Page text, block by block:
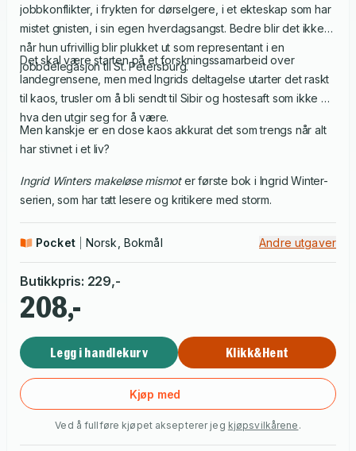
jobbkonflikter, i frykten for dørselgere, i et ekteskap som har
mistet gnisten, i sin egen hverdagsangst. Bedre blir det ikke
når hun ufrivillig blir plukket ut som representant i en
jobbdelegasjon til St. Petersburg.
Det skal være starten på et forskningssamarbeid over
landegrensene, men med Ingrids deltagelse utarter det raskt
til kaos, trusler om å bli sendt til Sibir og hostesaft som ikke er
hva den utgir seg for å være.
Men kanskje er en dose kaos akkurat det som trengs når alt
har stivnet i et liv?
Ingrid Winters makeløse mismoter første bok i Ingrid Winter-
serien, som har tatt lesere og kritikere med storm.
Pocket Norsk, Bokmål Andre utgaver
Butikkpris: 229,-
208,-
Legg i handlekurv Klikk&Hent
Kjøp med
Ved å fullføre kjøpet aksepterer jeg kjøpsvilkårene .